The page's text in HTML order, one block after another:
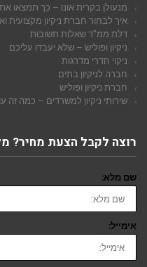
מנעולן בקרית אונו – כך תמצאו
איך לבחור חברת ניקיון מקצועית
דלת ממ"ד שאלות תשובות
ניקיון ופוליש – שלא יעבדו עליכם
ניקוי חדרי מדרגות
חברה לניקיון בתים
חברת ניקיון ופוליש
שירותי ניקיון למשרדים – כמה זה
רוצה לקבל הצעת מחיר?
שם מלא:
אימייל: